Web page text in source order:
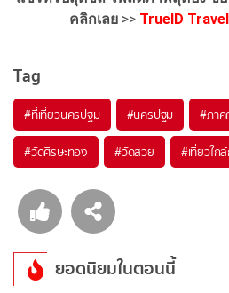
คลิกเลย >> TrueID
Tag
#ที่เที่ยวนครปฐม #นครปฐม #ภาค
#วัดศีรษะทอง #วัดสวย #เที่ยวใก
ยอดนิยมในตอนนี้